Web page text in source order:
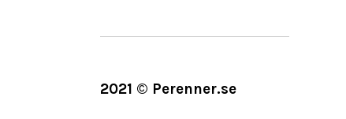
2021 © Perenner.se